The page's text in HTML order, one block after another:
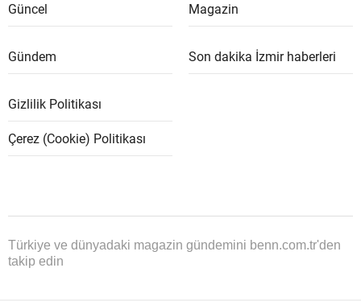
Güncel Magazin
Gündem Son dakika İzmir haberleri
Gizlilik Politikası
Çerez (Cookie) Politikası
Türkiye ve dünyadaki magazin gündemini benn.com.tr'den
takip edin